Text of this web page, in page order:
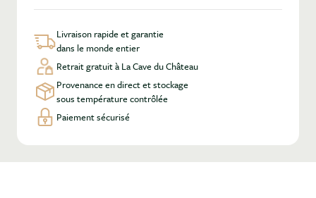
Livraison rapide et garantie
dans le monde entier
Retrait gratuit à La Cave du Château
Provenance en direct et stockage
sous température contrôlée
Paiement sécurisé